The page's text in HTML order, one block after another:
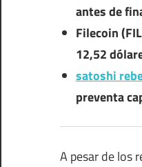
antes de
Filecoin
12,52
satoshi
preventa
A pesar de los